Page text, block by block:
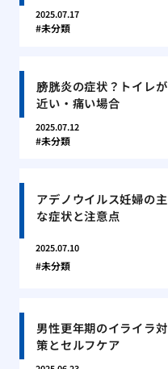
2025.07.17
未分類
膀胱炎の症状？トイレが
近い・痛い場合
2025.07.12
未分類
アデノウイルス妊婦の主
な症状と注意点
2025.07.10
未分類
男性更年期のイライラ対
策とセルフケア